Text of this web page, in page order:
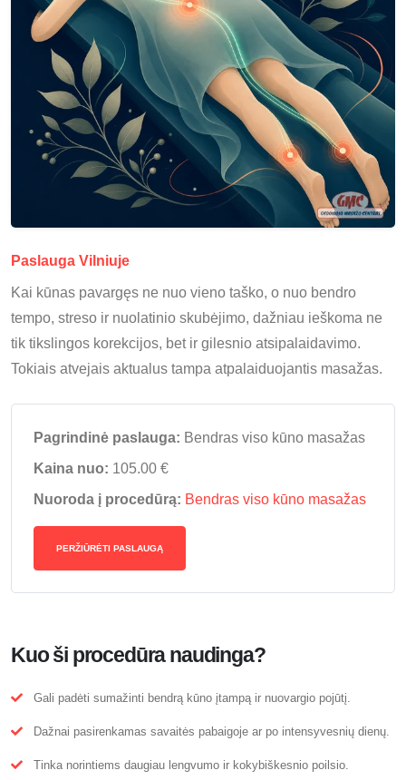
Paslauga Vilniuje
Kai kūnas pavargęs ne nuo vieno taško, o nuo bendro
tempo, streso ir nuolatinio skubėjimo, dažniau ieškoma ne
tik tikslingos korekcijos, bet ir gilesnio atsipalaidavimo.
Tokiais atvejais aktualus tampa atpalaiduojantis masažas.
Pagrindinė paslauga: Bendras viso kūno masažas
Kaina nuo: 105.00 €
Nuoroda į procedūrą: Bendras viso kūno masažas
PERŽIŪRĖTI PASLAUGĄ
Kuo ši procedūra naudinga?
Gali padėti sumažinti bendrą kūno įtampą ir nuovargio pojūtį.
Dažnai pasirenkamas savaitės pabaigoje ar po intensyvesnių dienų.
Tinka norintiems daugiau lengvumo ir kokybiškesnio poilsio.